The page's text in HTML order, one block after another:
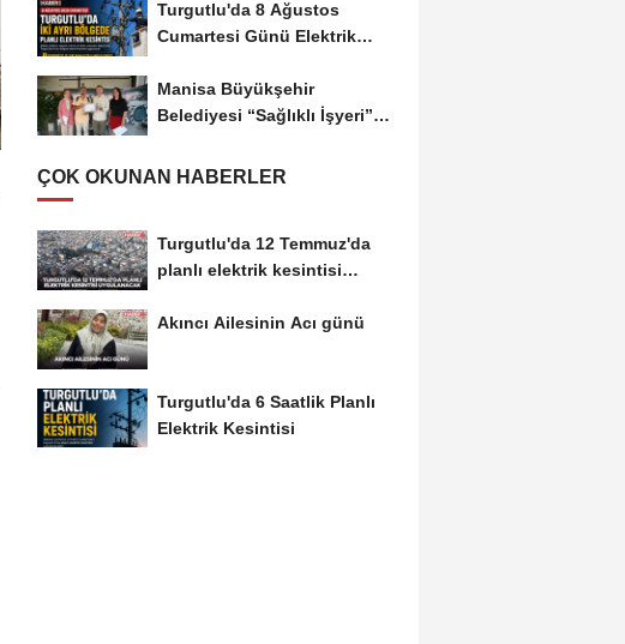
Turgutlu'da 8 Ağustos
Cumartesi Günü Elektrik
Manisa Büyükşehir
Belediyesi “Sağlıklı İşyeri”
ÇOK OKUNAN HABERLER
Turgutlu'da 12 Temmuz'da
planlı elektrik kesintisi
Akıncı Ailesinin Acı günü
Turgutlu'da 6 Saatlik Planlı
Elektrik Kesintisi